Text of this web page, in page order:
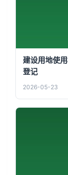
建设用地使
登记
2026-05-23